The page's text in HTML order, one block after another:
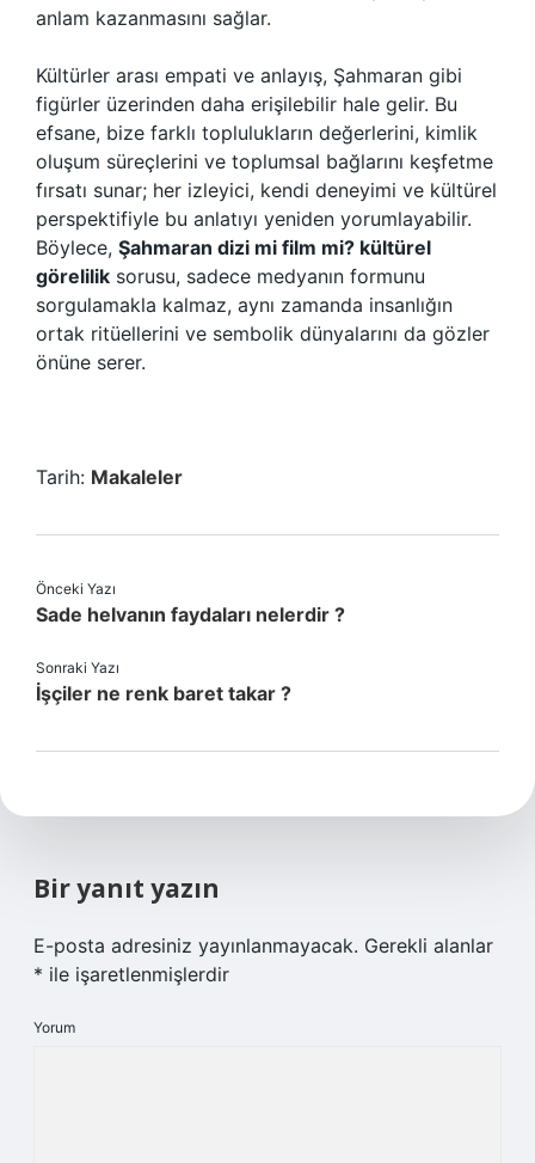
anlam kazanmasını sağlar.
Kültürler arası empati ve anlayış, Şahmaran gibi
figürler üzerinden daha erişilebilir hale gelir. Bu
efsane, bize farklı toplulukların değerlerini, kimlik
oluşum süreçlerini ve toplumsal bağlarını keşfetme
fırsatı sunar; her izleyici, kendi deneyimi ve kültürel
perspektifiyle bu anlatıyı yeniden yorumlayabilir.
Böylece, Şahmaran dizi mi film mi? kültürel
görelilik sorusu, sadece medyanın formunu
sorgulamakla kalmaz, aynı zamanda insanlığın
ortak ritüellerini ve sembolik dünyalarını da gözler
önüne serer.
Tarih: Makaleler
Önceki Yazı
Sade helvanın faydaları nelerdir ?
Sonraki Yazı
İşçiler ne renk baret takar ?
Bir yanıt yazın
E-posta adresiniz yayınlanmayacak. Gerekli alanlar
* ile işaretlenmişlerdir
Yorum